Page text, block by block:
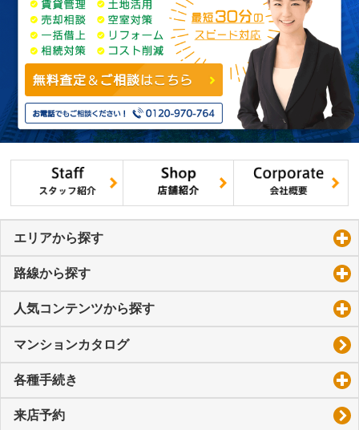
エリアから探す
路線から探す
人気コンテンツから探す
マンションカタログ
各種手続き
来店予約